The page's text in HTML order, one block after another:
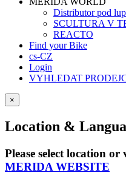
Distributor pod
SCULTURA V
REACTO
Find your Bike
cs-CZ
Login
VYHLEDAT
×
Location &
Please select location or
MERIDA WEBSITE